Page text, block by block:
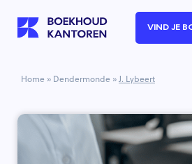
VIND JE
Home » Dendermonde »J. Lybeert